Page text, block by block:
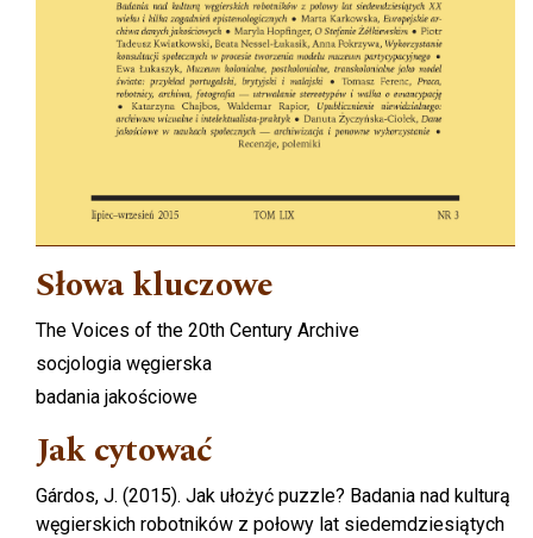
Słowa kluczowe
The Voices of the 20th Century Archive
socjologia węgierska
badania jakościowe
Jak cytować
Gárdos, J. (2015). Jak ułożyć puzzle? Badania nad kulturą
węgierskich robotników z połowy lat siedemdziesiątych